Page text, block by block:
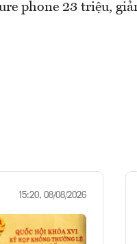
phone 23 triệu,
15:20, 08/08/2026